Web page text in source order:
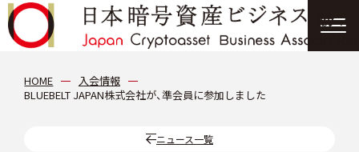
協会について
HOME
入会情報
BLUEBELT JAPAN株式会社が、準会員に参加しました
ニュース一覧